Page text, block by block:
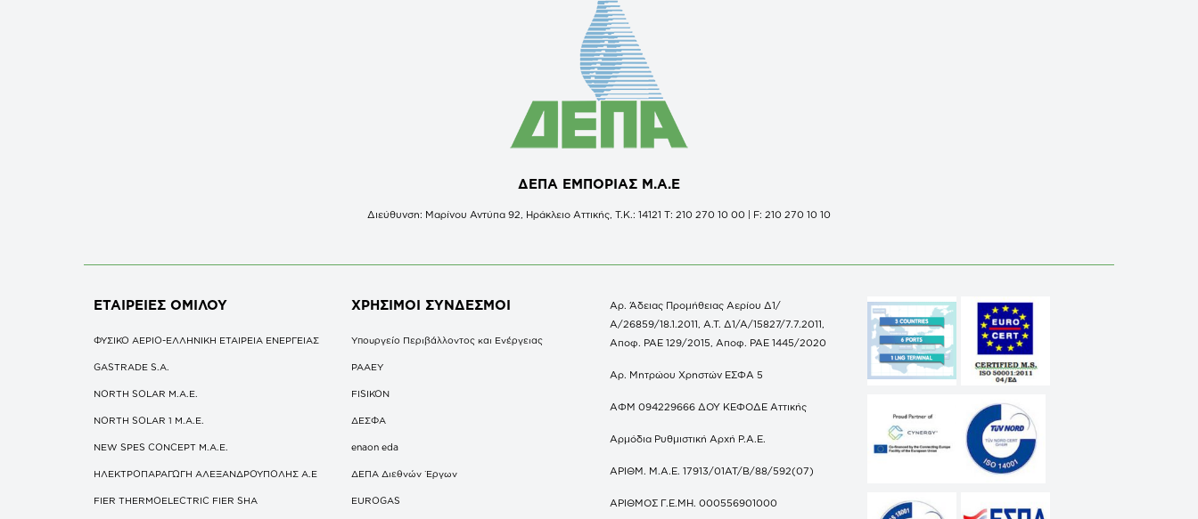
ΔΕΠΑ ΕΜΠΟΡΙΑΣ Μ.Α.Ε
Διεύθυνση: Μαρίνου Αντύπα 92, Ηράκλειο Αττικής, Τ.Κ.: 14121 Τ: 210 270 10 00 | F: 210 270 10 10
ΕΤΑΙΡΕΙΕΣΟΜΙΛΟΥ
ΦΥΣΙΚΟ ΑΕΡΙΟ-ΕΛΛΗΝΙΚΗ ΕΤΑΙΡΕΙΑ ΕΝΕΡΓΕΙΑΣ
GASTRADE S.A.
NORTH SOLAR M.Α.Ε.
NORTH SOLAR 1 M.Α.Ε.
NEW SPES CONCEPT Μ.Α.Ε.
ΗΛΕΚΤΡΟΠΑΡΑΓΩΓΗ ΑΛΕΞΑΝΔΡΟΥΠΟΛΗΣ A.E
FIER THERMOELECTRIC FIER SHA
ΧΡΗΣΙΜΟΙ ΣΥΝΔΕΣΜΟΙ
Υπουργείο Περιβάλλοντος και Ενέργειας
ΡΑΑΕΥ
FISIKON
ΔΕΣΦΑ
enaon eda
ΔΕΠΑ Διεθνών Έργων
EUROGAS
Αρ. Άδειας Προμήθειας Αερίου Δ1/
Α/26859/18.1.2011, Α.Τ. Δ1/Α/15827/7.7.2011,
Αποφ. ΡΑΕ 129/2015, Αποφ. ΡΑΕ 1445/2020
Αρ. Μητρώου Χρηστών ΕΣΦΑ 5
ΑΦΜ 094229666 ΔΟΥ ΚΕΦΟΔΕ Αττικής
Αρμόδια Ρυθμιστική Αρχή Ρ.Α.Ε.
ΑΡΙΘΜ. Μ.Α.Ε. 17913/01ΑΤ/Β/88/592(07)
ΑΡΙΘΜΟΣ Γ.Ε.ΜΗ. 000556901000